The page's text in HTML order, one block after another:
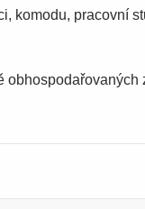
komodu, pracovní
obhospodařovaných